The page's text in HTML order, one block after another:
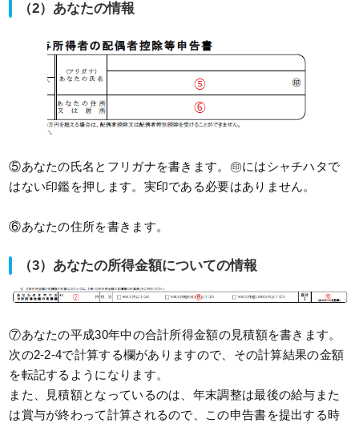
（2）あなたの情報
⑤あなたの氏名とフリガナを書きます。㊞にはシャチハタで
はない印鑑を押します。実印である必要はありません。
⑥あなたの住所を書きます。
（3）あなたの所得金額についての情報
⑦あなたの平成30年中の合計所得金額の見積額を書きます。
次の2-2-4で計算する欄がありますので、その計算結果の金額
を転記するようになります。
また、見積額となっているのは、年末調整は最後の給与また
は賞与が終わって計算されるので、この申告書を提出する時